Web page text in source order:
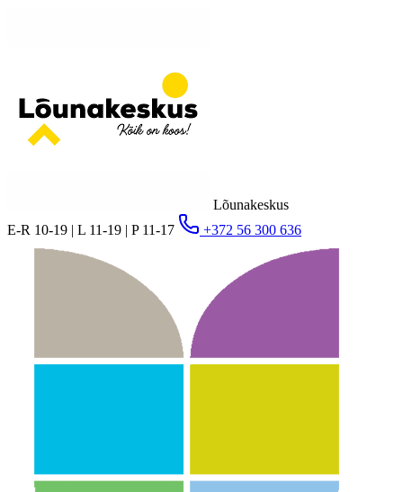
Lõunakeskus
E-R 10-19 | L 11-19 | P 11-17
+372 56 300 636